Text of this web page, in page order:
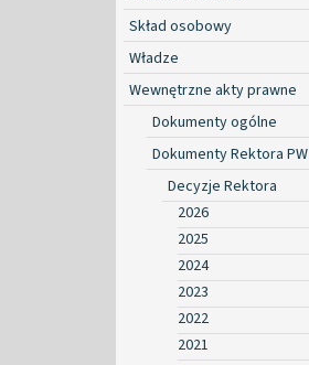
Skład osobowy
Władze
Wewnętrzne akty prawne
Dokumenty ogólne
Dokumenty Rektora PW
Decyzje Rektora
2026
2025
2024
2023
2022
2021